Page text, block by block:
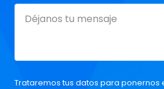
Trataremos tus datos para ponernos